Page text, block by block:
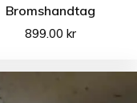
Bromshandtag
899.00 kr